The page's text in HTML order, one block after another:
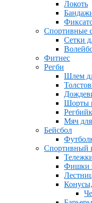
Локоть
Спортивные
Сетки
Фитнес
Регби
Шлем
Шорты
Мяч
Бейсбол
Спортивный
Фишки